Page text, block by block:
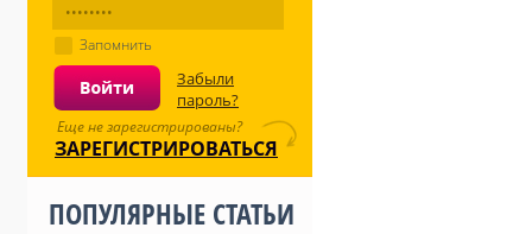
Запомнить
Забыли
пароль?
Еще не зарегистрированы?
ЗАРЕГИСТРИРОВАТЬСЯ
ПОПУЛЯРНЫЕ СТАТЬИ